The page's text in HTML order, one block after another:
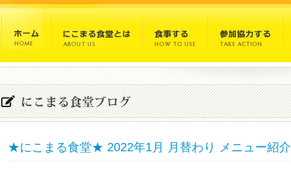
★にこまる食堂★ 2022年1月 月替わり メニュー紹介